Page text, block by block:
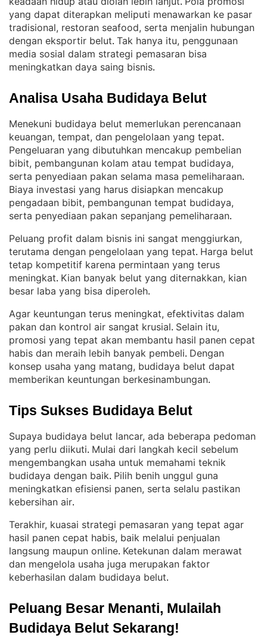
yang dapat diterapkan meliputi menawarkan ke pasar
tradisional, restoran seafood, serta menjalin hubungan
dengan eksportir belut. Tak hanya itu, penggunaan
media sosial dalam strategi pemasaran bisa
meningkatkan daya saing bisnis.
Analisa Usaha Budidaya Belut
Menekuni budidaya belut memerlukan perencanaan
keuangan, tempat, dan pengelolaan yang tepat
Pengeluaran yang dibutuhkan mencakup pembelian
bibit, pembangunan kolam atau tempat budidaya,
serta penyediaan pakan selama masa pemeliharaan
Biaya investasi yang harus disiapkan mencakup
pengadaan bibit, pembangunan tempat budidaya,
serta penyediaan pakan sepanjang pemeliharaan.
Peluang profit dalam bisnis ini sangat menggiurkan,
terutama dengan pengelolaan yang tepat. Harga belut
tetap kompetitif karena permintaan yang terus
meningkat. Kian banyak belut yang diternakkan, kian
besar laba yang bisa diperoleh.
Agar keuntungan terus meningkat, efektivitas dalam
pakan dan kontrol air sangat krusial. Selain itu,
promosi yang tepat akan membantu hasil panen cepat
habis dan meraih lebih banyak pembeli. Dengan
konsep usaha yang matang, budidaya belut dapat
memberikan keuntungan berkesinambungan.
Tips Sukses Budidaya Belut
Supaya budidaya belut lancar, ada beberapa pedoman
yang perlu diikuti. Mulai dari langkah kecil sebelum
mengembangkan usaha untuk memahami teknik
budidaya dengan baik. Pilih benih unggul guna
meningkatkan efisiensi panen, serta selalu pastikan
kebersihan air.
Terakhir, kuasai strategi pemasaran yang tepat agar
hasil panen cepat habis, baik melalui penjualan
langsung maupun online. Ketekunan dalam merawat
dan mengelola usaha juga merupakan faktor
keberhasilan dalam budidaya belut.
Peluang Besar Menanti, Mulailah
Budidaya Belut Sekarang!